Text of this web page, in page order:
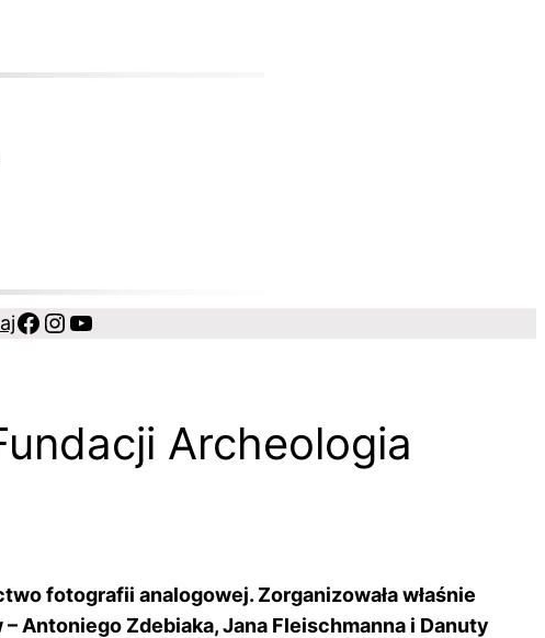
Facebook
Instagram
YouTube
Archeologia
fotografii analogowej. Zorganizowała właśnie
Antoniego Zdebiaka, Jana Fleischmanna i Danuty